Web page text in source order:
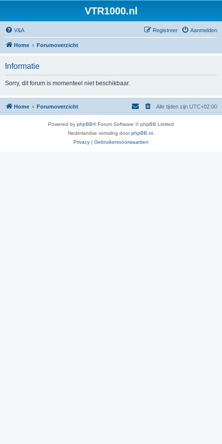
VTR1000.nl
V&A Aanmelden
Registreer
Home Forumoverzicht
Informatie
Sorry, dit forum is momenteel niet beschikbaar.
Home Forumoverzicht Alle tijden zijn UTC+02:00
Powered by phpBB® Forum Software © phpBB Limited
Nederlandse vertaling doorphpBB.nl
Privacy | Gebruikersvoorwaarden